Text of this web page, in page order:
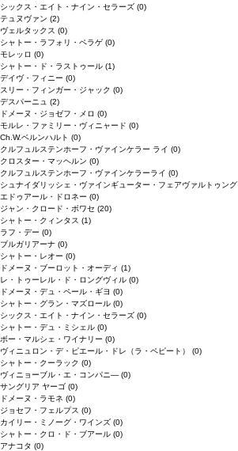
シックス・エイト・ナイン・セラーズ (0)
テュヌヴァン (2)
ヴェルタックス (0)
シャトー・ラフォリ・ペラゲ (0)
モレッロ (0)
シャトー・ド・ラストゥール (1)
デイヴ・フィニー (0)
スリー・フィンガー・ジャック (0)
デスパーニュ (2)
ドメーヌ・ジョゼフ・メロ (0)
モルレ・ファミリー・ヴィニャード (0)
Ch.W.ベルンハルト (0)
クルフュルステンホーフ・ヴァインケラー ライ (0)
クロスター・マッヘルン (0)
クルフュルステンホーフ・ヴァインケラーライ (0)
シュナイダリッシェ・ヴァインギューター・フェアヴァルトゥング
エドゥアール・ドロネー (0)
ジャン・クロード・ボワセ (20)
シャトー・クィンタス (1)
ラフ・デー (0)
ブルガリアーナ (0)
シャトー・レオー (0)
ドメーヌ・ブーロット・オーディ (1)
レ・トゥーレル・ド・ロングヴィル (0)
ドメーヌ・デュ・ペール・ギヨ (0)
シャトー・グラン・マズロール (0)
シックス・エイト・ナイン・セラーズ (0)
シャトー・デュ・ミシェル (0)
ボー・マルシェ・ワイナリー (0)
ヴィニュロン・デ・ピエール・ドレ（ラ・ペピート） (0)
シャトー・クーラック (0)
ヴィニョーブル・エ・コンパニ― (0)
サングリア ヤーゴ (0)
ドメーヌ・ラモネ (0)
ジョセフ・フェルプス (0)
カイリー・ミノーグ・ワインズ (0)
シャトー・クロ・ド・ブアール (0)
アナコタ (0)